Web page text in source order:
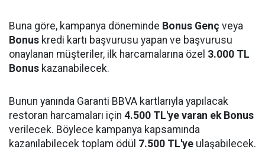
Buna göre, kampanya döneminde Bonus Genç veya
Bonus kredi kartı başvurusu yapan ve başvurusu
onaylanan müşteriler, ilk harcamalarına özel 3.000 TL
Bonus kazanabilecek.
Bunun yanında Garanti BBVA kartlarıyla yapılacak
restoran harcamaları için 4.500 TL'ye varan ek Bonus
verilecek. Böylece kampanya kapsamında
kazanılabilecek toplam ödül 7.500 TL'ye ulaşabilecek.